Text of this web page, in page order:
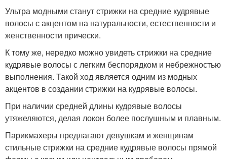
Ультра модными станут стрижки на средние кудрявые
волосы с акцентом на натуральности, естественности и
женственности прически.
К тому же, нередко можно увидеть стрижки на средние
кудрявые волосы с легким беспорядком и небрежностью
выполнения. Такой ход является одним из модных
акцентов в создании стрижки на кудрявые волосы.
При наличии средней длины кудрявые волосы
утяжеляются, делая локон более послушным и плавным.
Парикмахеры предлагают девушкам и женщинам
стильные стрижки на средние кудрявые волосы прямой